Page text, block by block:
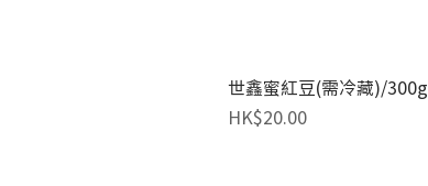
世鑫蜜紅豆(需冷藏)/300g
價格
HK$20.00